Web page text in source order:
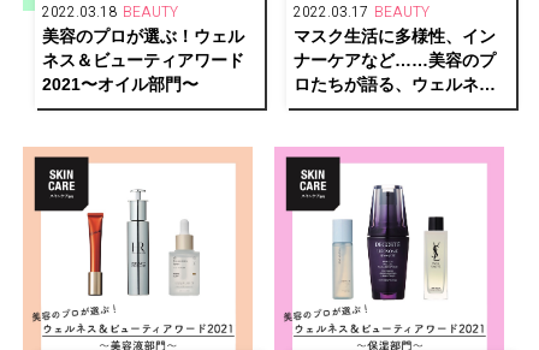
2022.03.18 BEAUTY
美容のプロが選ぶ！ウェル
ネス＆ビューティアワード
2021〜オイル部門〜
2022.03.17 BEAUTY
マスク生活に多様性、イン
ナーケアなど……美容のプ
ロたちが語る、ウェルネス
＆ビューティ界の変化